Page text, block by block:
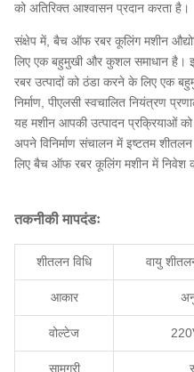
को अतिरिक्त आश्वासन प्रदान करता है।
संक्षेप में, बैच ऑफ रबर कूलिंग मशीन
लिए एक बहुमुखी और कुशल समाधान है।
रबर उत्पादों को ठंडा करने के लिए एक
निर्माण, पीएलसी स्वचालित नियंत्रण
यह मशीन आपकी उत्पादन प्रक्रियाओं
अपने विनिर्माण संचालन में इष्टतम
लिए बैच ऑफ रबर कूलिंग मशीन में निवेश
तकनीकी मापदंडः
शीतलन विधि वायु
आकार
वोल्टेज
सामग्री